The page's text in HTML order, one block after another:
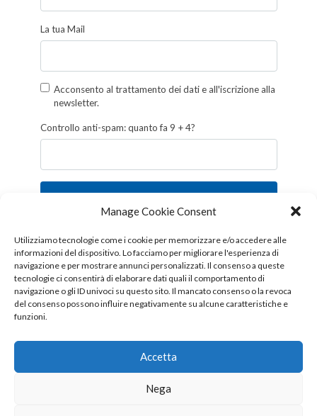
Manage Cookie Consent
Utilizziamo tecnologie come i cookie per memorizzare e/o accedere alle
informazioni del dispositivo. Lo facciamo per migliorare l'esperienza di
navigazione e per mostrare annunci personalizzati. Il consenso a queste
tecnologie ci consentirà di elaborare dati quali il comportamento di
navigazione o gli ID univoci su questo sito. Il mancato consenso o la revoca
del consenso possono influire negativamente su alcune caratteristiche e
funzioni.
Accetta
Nega
La tua Mail
Acconsento al trattamento dei dati e all'iscrizione alla
newsletter.
Controllo anti-spam: quanto fa 9 + 4?
Follow us!